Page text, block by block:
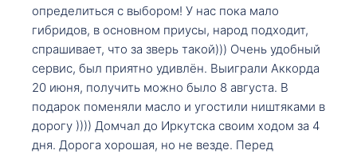
определиться с выбором! У нас пока мало
гибридов, в основном приусы, народ подходит,
спрашивает, что за зверь такой))) Очень удобный
сервис, был приятно удивлён. Выиграли Аккорда
20 июня, получить можно было 8 августа. В
подарок поменяли масло и угостили ништяками в
дорогу )))) Домчал до Иркутска своим ходом за 4
дня. Дорога хорошая, но не везде. Перед